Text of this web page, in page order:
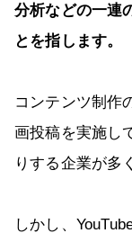
分析などの一連
とを指します。
コンテンツ制作
画投稿を実施し
りする企業が多
しかし、